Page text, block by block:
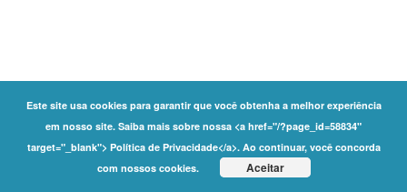
Este site usa cookies para garantir que você obtenha a melhor experiência
em nosso site. Saiba mais sobre nossa <a href="/?page_id=58834"
target="_blank"> Política de Privacidade</a>. Ao continuar, você concorda
com nossos cookies.
Aceitar